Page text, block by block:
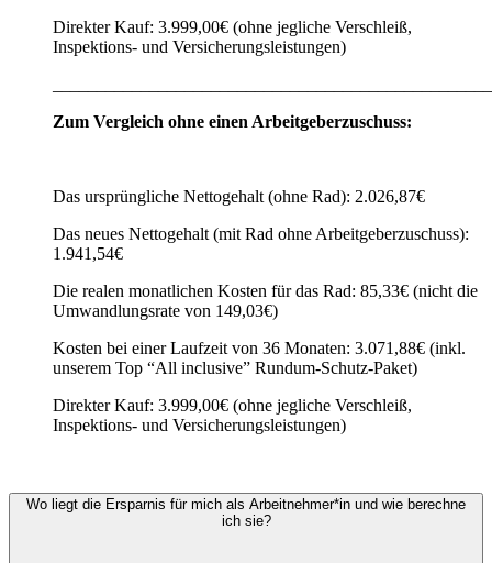
Direkter Kauf: 3.999,00€ (ohne jegliche Verschleiß,
Inspektions- und Versicherungsleistungen)
Zum Vergleich ohne einen Arbeitgeberzuschuss:
Das ursprüngliche Nettogehalt (ohne Rad): 2.026,87€
Das neues Nettogehalt (mit Rad ohne Arbeitgeberzuschuss):
1.941,54€
Die realen monatlichen Kosten für das Rad: 85,33€ (nicht die
Umwandlungsrate von 149,03€)
Kosten bei einer Laufzeit von 36 Monaten: 3.071,88€ (inkl.
unserem Top “All inclusive” Rundum-Schutz-Paket)
Direkter Kauf: 3.999,00€ (ohne jegliche Verschleiß,
Inspektions- und Versicherungsleistungen)
Wo liegt die Ersparnis für mich als Arbeitnehmer*in und wie berechne
ich sie?